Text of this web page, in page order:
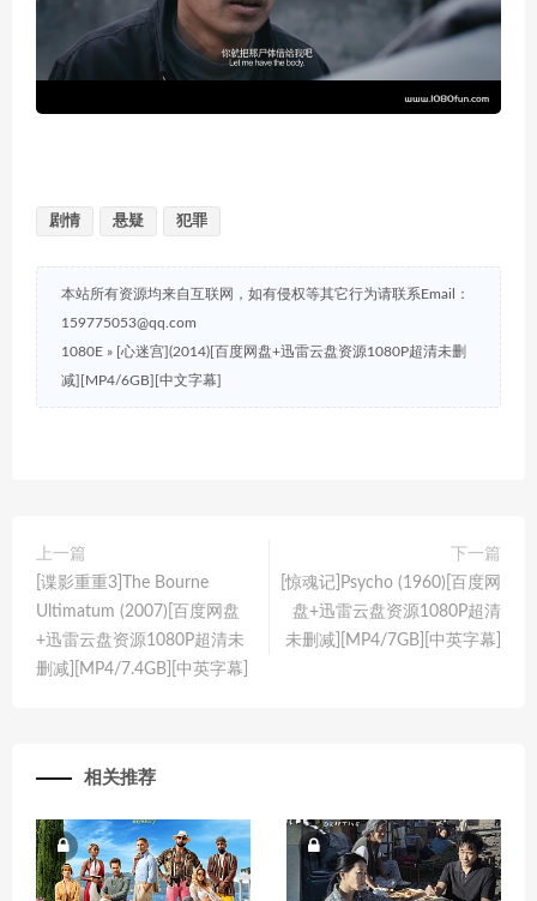
剧情 悬疑 犯罪
本站所有资源均来自互联网，如有侵权等其它行为请联系Email：
159775053@qq.com
1080E » [心迷宫](2014)[百度网盘+迅雷云盘资源1080P超清未删
减][MP4/6GB][中文字幕]
上一篇
[谍影重重3]The Bourne
Ultimatum (2007)[百度网盘
+迅雷云盘资源1080P超清未
删减][MP4/7.4GB][中英字幕]
下一篇
[惊魂记]Psycho (1960)[百度网
盘+迅雷云盘资源1080P超清
未删减][MP4/7GB][中英字幕]
相关推荐